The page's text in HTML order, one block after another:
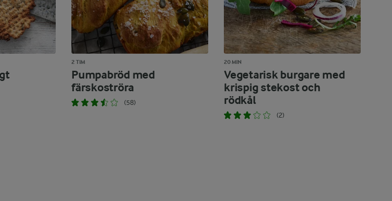
2 TIM
Pumpabröd med
färskoströra
(58)
20 MIN
Vegetarisk burgare med
krispig stekost och
rödkål
(2)